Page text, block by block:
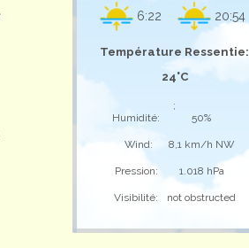
6:22 20:54
Température Ressentie:
24°C
;
Humidité:
50%
Wind: 8,1 km/h NW
Pression: 1.018 hPa
Visibilité: not obstructed